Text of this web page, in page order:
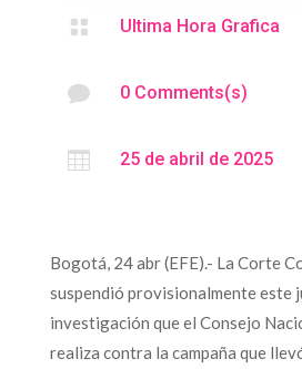
 Ultima Hora Grafica
 0 Comments(s)
 25 de abril de 2025
Bogotá, 24 abr (EFE).- La Corte
suspendió provisionalmente este
investigación que el Consejo
realiza contra la campaña que